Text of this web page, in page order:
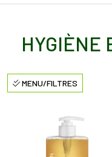
HYGIÈNE
MENU/FILTRES